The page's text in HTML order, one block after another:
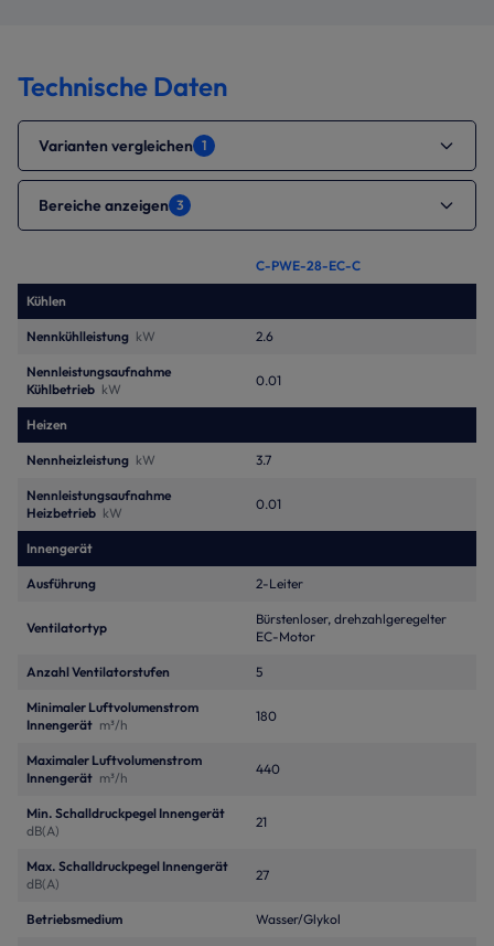
Technische Daten
Varianten vergleichen 1
Bereiche anzeigen 3
C-PWE-28-EC-C
Kühlen
Nennkühlleistung kW 2.6
Nennleistungsaufnahme
Kühlbetrieb kW
0.01
Heizen
Nennheizleistung kW 3.7
Nennleistungsaufnahme
Heizbetrieb kW
0.01
Innengerät
Ausführung 2-Leiter
Ventilatortyp
Bürstenloser, drehzahlgeregelter
EC-Motor
Anzahl Ventilatorstufen 5
Minimaler Luftvolumenstrom
Innengerät m³/h
180
Maximaler Luftvolumenstrom
Innengerät m³/h
440
Min. Schalldruckpegel Innengerät
dB(A)
21
Max. Schalldruckpegel Innengerät
dB(A)
27
Betriebsmedium Wasser/Glykol